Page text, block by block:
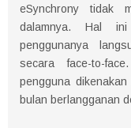
eSynchrony tidak
dalamnya. Hal
penggunanya
secara face-to-
pengguna
bulan berlangganan